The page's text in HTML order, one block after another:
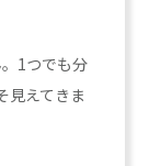
1つでも分
見えてきま